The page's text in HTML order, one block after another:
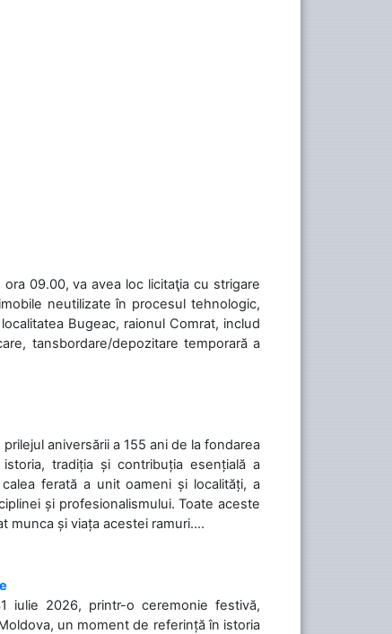
09.00, va avea loc licitaţia cu strigare
neutilizate în procesul tehnologic,
Bugeac, raionul Comrat, includ
tansbordare/depozitare temporară a
aniversării a 155 ani de la fondarea
tradiția și contribuția esențială a
ferată a unit oameni și localități, a
și profesionalismului. Toate aceste
munca și viața acestei ramuri....
iulie 2026, printr-o ceremonie festivă,
un moment de referință în istoria